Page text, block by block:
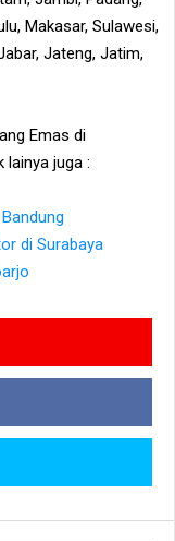
Makasar, Sulawesi,
Jateng, Jatim,
Emas di
lainya juga :
di Surabaya